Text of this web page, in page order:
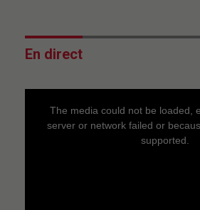
En direct
The media could not be loaded,
server or network failed or
supported.